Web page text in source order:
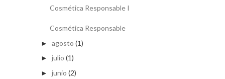
Cosmética Responsable I
Cosmética Responsable
► agosto (1)
► julio (1)
► junio (2)